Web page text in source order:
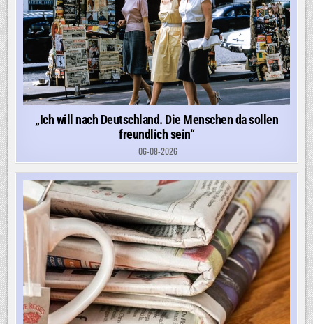
„Ich will nach Deutschland. Die Menschen da sollen
freundlich sein“
06-08-2026